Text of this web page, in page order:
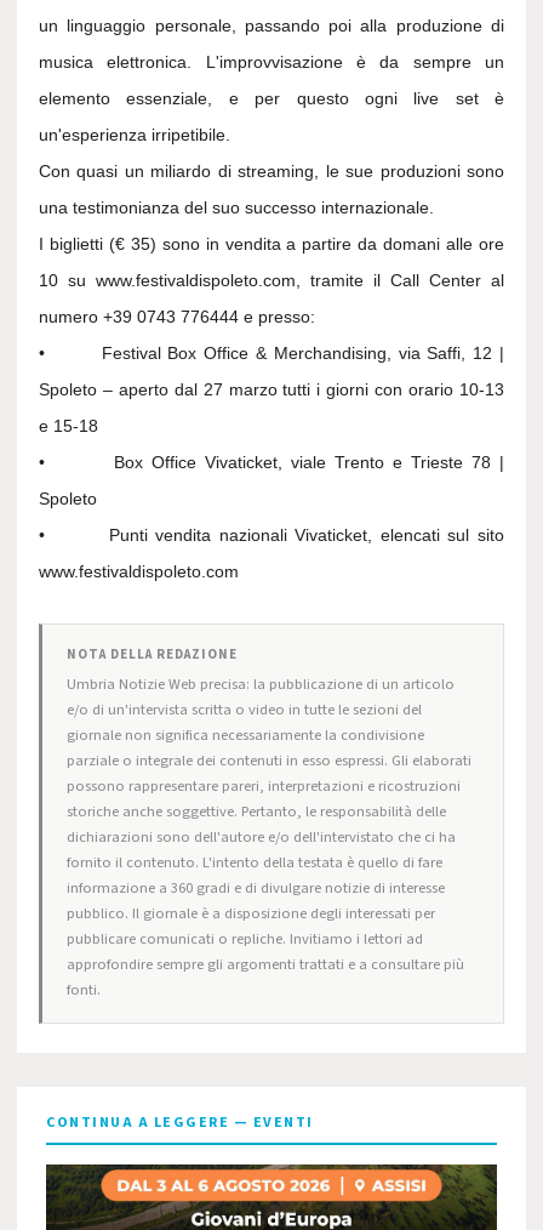
un linguaggio personale, passando poi alla produzione di
musica elettronica. L'improvvisazione è da sempre un
elemento essenziale, e per questo ogni live set è
un'esperienza irripetibile.
Con quasi un miliardo di streaming, le sue produzioni sono
una testimonianza del suo successo internazionale.
I biglietti (€ 35) sono in vendita a partire da domani alle ore
10 su www.festivaldispoleto.com, tramite il Call Center al
numero +39 0743 776444 e presso:
• Festival Box Office & Merchandising, via Saffi, 12 |
Spoleto – aperto dal 27 marzo tutti i giorni con orario 10-13
e 15-18
• Box Office Vivaticket, viale Trento e Trieste 78 |
Spoleto
• Punti vendita nazionali Vivaticket, elencati sul sito
www.festivaldispoleto.com
NOTA DELLA REDAZIONE
Umbria Notizie Web precisa: la pubblicazione di un articolo
e/o di un'intervista scritta o video in tutte le sezioni del
giornale non significa necessariamente la condivisione
parziale o integrale dei contenuti in esso espressi. Gli elaborati
possono rappresentare pareri, interpretazioni e ricostruzioni
storiche anche soggettive. Pertanto, le responsabilità delle
dichiarazioni sono dell'autore e/o dell'intervistato che ci ha
fornito il contenuto. L'intento della testata è quello di fare
informazione a 360 gradi e di divulgare notizie di interesse
pubblico. Il giornale è a disposizione degli interessati per
pubblicare comunicati o repliche. Invitiamo i lettori ad
approfondire sempre gli argomenti trattati e a consultare più
fonti.
CONTINUA A LEGGERE — EVENTI